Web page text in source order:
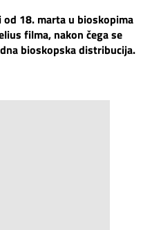
18. marta u bioskopima
filma, nakon čega se
bioskopska distribucija.